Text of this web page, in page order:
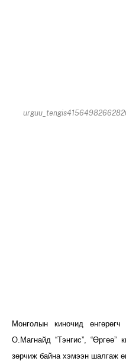
Монголын киночид
О.Магнайд “Тэнгис”, “Өргөө”
зөрчиж байна хэмээн шалгаж